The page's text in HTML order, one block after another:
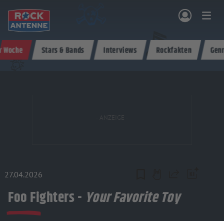
& PROGRAMM AKTIONEN & KONZERTE MUSIK ROCKCOMMUNITY SHOPPEN
Stars & Bands Interviews Rockfakten
27.04.2026
Foo Fighters - Your Favorite Toy